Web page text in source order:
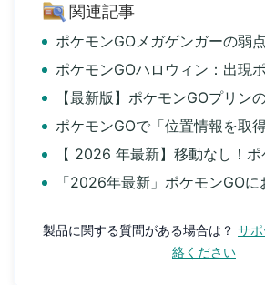
関連記事
ポケモンGOメガゲンガーの弱点・対策・個
ポケモンGOハロウィン：出現ポケモン・タ
【最新版】ポケモンGOプリンの進化方法・色
ポケモンGOで「位置情報を取得できません」エラ
【 2026 年最新】移動なし！ポケモンGOでチート完全ガイ
「2026年最新」ポケモンGOにおすすめ
製品に関する質問がある場合は？ サ
絡ください